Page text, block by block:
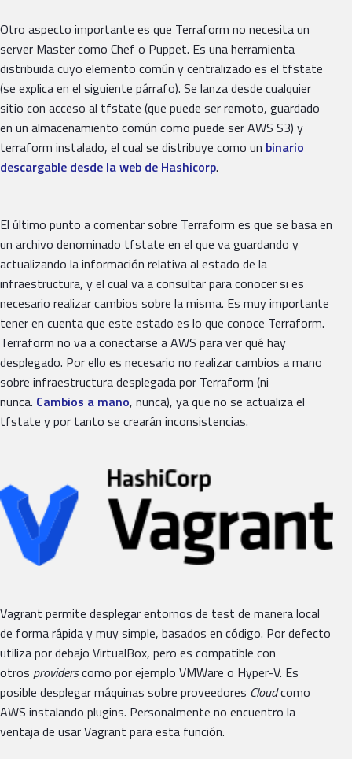
Otro aspecto importante es que Terraform no necesita un
server Master como Chef o Puppet. Es una herramienta
distribuida cuyo elemento común y centralizado es el tfstate
(se explica en el siguiente párrafo). Se lanza desde cualquier
sitio con acceso al tfstate (que puede ser remoto, guardado
en un almacenamiento común como puede ser AWS S3) y
terraform instalado, el cual se distribuye como un binario
descargable desde la web de Hashicorp.
El último punto a comentar sobre Terraform es que se basa en
un archivo denominado tfstate en el que va guardando y
actualizando la información relativa al estado de la
infraestructura, y el cual va a consultar para conocer si es
necesario realizar cambios sobre la misma. Es muy importante
tener en cuenta que este estado es lo que conoce Terraform.
Terraform no va a conectarse a AWS para ver qué hay
desplegado. Por ello es necesario no realizar cambios a mano
sobre infraestructura desplegada por Terraform (ni
nunca. Cambios a mano, nunca), ya que no se actualiza el
tfstate y por tanto se crearán inconsistencias.
Vagrant permite desplegar entornos de test de manera local
de forma rápida y muy simple, basados en código. Por defecto
utiliza por debajo VirtualBox, pero es compatible con
otros providerscomo por ejemplo VMWare o Hyper-V. Es
posible desplegar máquinas sobre proveedores Cloudcomo
AWS instalando plugins. Personalmente no encuentro la
ventaja de usar Vagrant para esta función.